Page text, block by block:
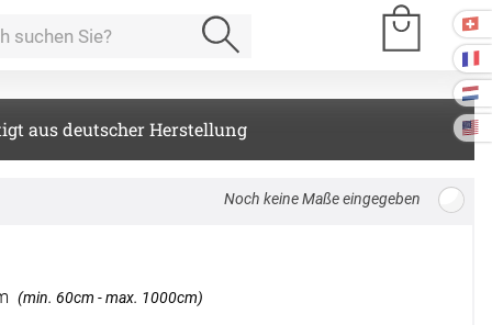
aus deutscher Herstellung
(min. 60cm - max. 1000cm)